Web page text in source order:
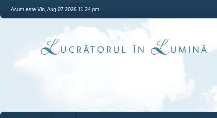
Acum este Vin, Aug 07 2026 11:24 pm